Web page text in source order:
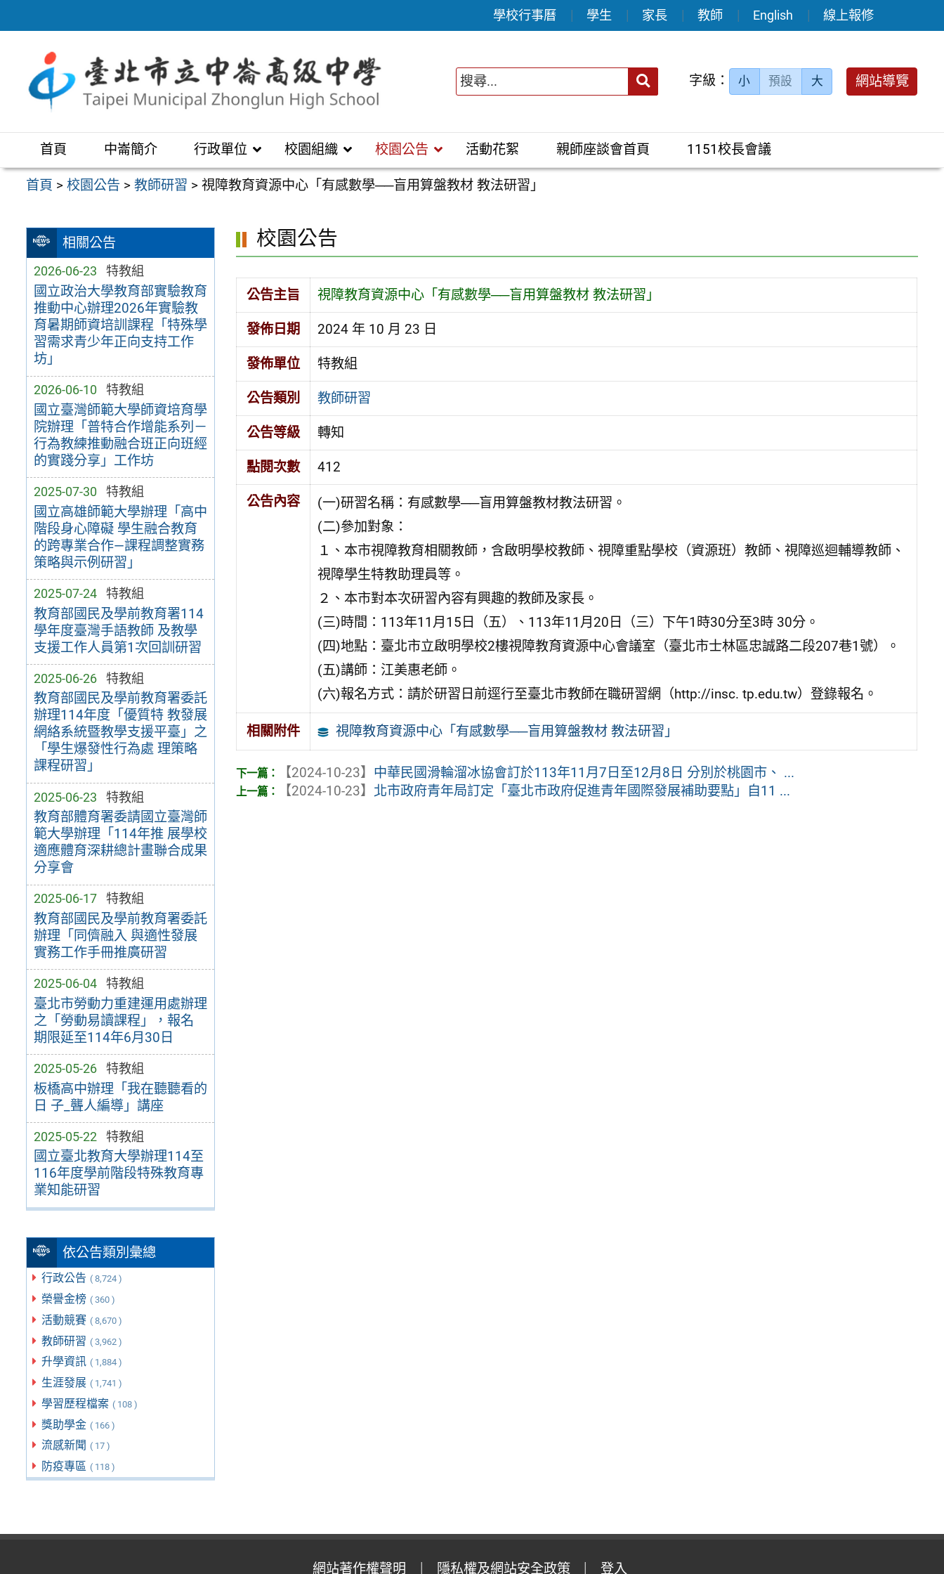
至
區
學校行事曆 學生 家長 教師 English 線上報修
送出 字級： 小 預設 大 網站導覽
首頁 中崙簡介 行政單位 校園組織 校園公告 活動花絮 親師座談會首頁 1151校長會議
首頁 >校園公告 >教師研習 >視障教育資源中心「有感數學──盲用算盤教材 教法研習」
相關公告
2026-06-23 特教組
國立政治大學教育部實驗教育
推動中心辦理2026年實驗教
育暑期師資培訓課程「特殊學
習需求青少年正向支持工作
坊」
2026-06-10 特教組
國立臺灣師範大學師資培育學
院辦理「普特合作增能系列－
行為教練推動融合班正向班經
的實踐分享」工作坊
2025-07-30 特教組
國立高雄師範大學辦理「高中
階段身心障礙 學生融合教育
的跨專業合作—課程調整實務
策略與示例研習」
2025-07-24 特教組
教育部國民及學前教育署114
學年度臺灣手語教師 及教學
支援工作人員第1次回訓研習
2025-06-26 特教組
教育部國民及學前教育署委託
辦理114年度「優質特 教發展
網絡系統暨教學支援平臺」之
「學生爆發性行為處 理策略
課程研習」
2025-06-23 特教組
教育部體育署委請國立臺灣師
範大學辦理「114年推 展學校
適應體育深耕總計畫聯合成果
分享會
2025-06-17 特教組
教育部國民及學前教育署委託
辦理「同儕融入 與適性發展
實務工作手冊推廣研習
2025-06-04 特教組
臺北市勞動力重建運用處辦理
之「勞動易讀課程」，報名
期限延至114年6月30日
2025-05-26 特教組
板橋高中辦理「我在聽聽看的
日 子_聾人編導」講座
2025-05-22 特教組
國立臺北教育大學辦理114至
116年度學前階段特殊教育專
業知能研習
依公告類別彙總
行政公告 ( 8,724 )
榮譽金榜 ( 360 )
活動競賽 ( 8,670 )
教師研習 ( 3,962 )
升學資訊 ( 1,884 )
生涯發展 ( 1,741 )
學習歷程檔案 ( 108 )
獎助學金 ( 166 )
流感新聞 ( 17 )
防疫專區 ( 118 )
校園公告
公告主旨 視障教育資源中心「有感數學──盲用算盤教材 教法研習」
發佈日期 2024 年 10 月 23 日
發佈單位 特教組
公告類別 教師研習
公告等級 轉知
點閱次數 412
公告內容
(一)研習名稱：有感數學──盲用算盤教材教法研習。
(二)參加對象：
１、本市視障教育相關教師，含啟明學校教師、視障重點學校（資源班）教師、視障巡迴輔導教師、
視障學生特教助理員等。
２、本市對本次研習內容有興趣的教師及家長。
(三)時間：113年11月15日（五）、113年11月20日（三）下午1時30分至3時 30分。
(四)地點：臺北市立啟明學校2樓視障教育資源中心會議室（臺北市士林區忠誠路二段207巷1號）。
(五)講師：江美惠老師。
(六)報名方式：請於研習日前逕行至臺北市教師在職研習網（http://insc. tp.edu.tw）登錄報名。
相關附件 視障教育資源中心「有感數學──盲用算盤教材 教法研習」
【2024-10-23】 中華民國滑輪溜冰協會訂於113年11月7日至12月8日 分別於桃園市、 ...
【2024-10-23】 北市政府青年局訂定「臺北市政府促進青年國際發展補助要點」自11 ...
網站著作權聲明 隱私權及網站安全政策 登入